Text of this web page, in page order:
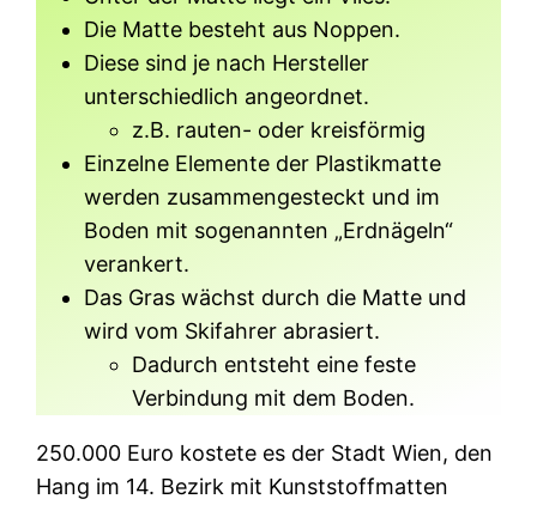
Die Matte besteht aus Noppen.
Diese sind je nach Hersteller
unterschiedlich angeordnet.
z.B. rauten- oder kreisförmig
Einzelne Elemente der Plastikmatte
werden zusammengesteckt und im
Boden mit sogenannten „Erdnägeln“
verankert.
Das Gras wächst durch die Matte und
wird vom Skifahrer abrasiert.
Dadurch entsteht eine feste
Verbindung mit dem Boden.
250.000 Euro kostete es der Stadt Wien, den
Hang im 14. Bezirk mit Kunststoffmatten